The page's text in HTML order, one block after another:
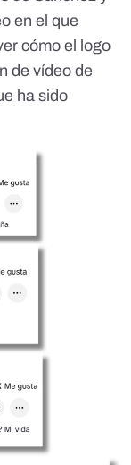
en el que
cómo el logo
de vídeo de
ha sido